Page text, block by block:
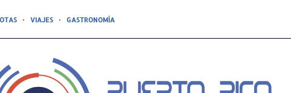
VIAJES GASTRONOMÍA